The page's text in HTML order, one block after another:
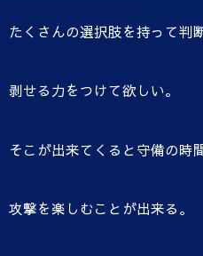
たくさんの選択肢を持って判
剥せる力をつけて欲しい。
そこが出来てくると守備の時
攻撃を楽しむことが出来る。